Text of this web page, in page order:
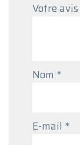
Votre avis
Nom *
E-mail *